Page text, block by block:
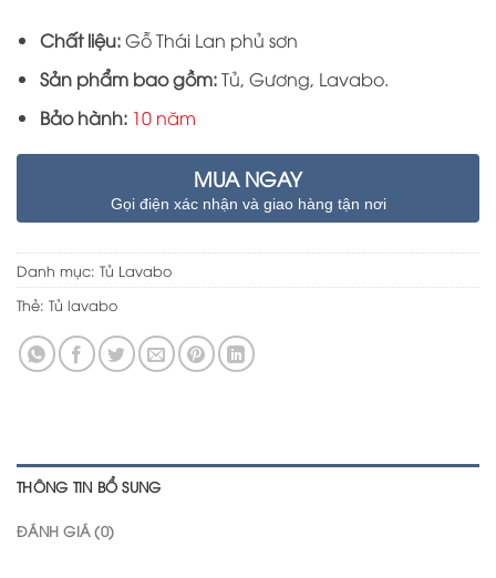
Chất liệu:Gỗ Thái Lan phủ sơn
Sản phẩm bao gồm:Tủ, Gương, Lavabo.
Bảo hành: 10 năm
MUA NGAY
Gọi điện xác nhận và giao hàng tận nơi
Danh mục: Tủ Lavabo
Thẻ: Tủ lavabo
THÔNG TIN BỔ SUNG
ĐÁNH GIÁ (0)